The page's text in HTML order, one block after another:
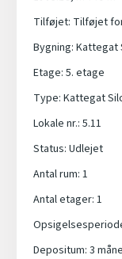
Tilføjet: Tilføjet
Bygning: Kattegat
Etage: 5. etage
Type: Kattegat
Lokale nr.: 5.11
Status: Udlejet
Antal rum: 1
Antal etager: 1
Depositum: 3